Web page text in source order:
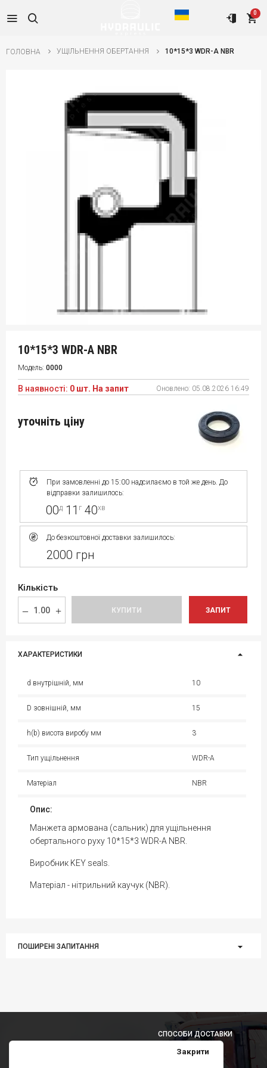
Закрити
0
ГОЛОВНА УЩІЛЬНЕННЯ ОБЕРТАННЯ 10*15*3 WDR-A NBR
10*15*3 WDR-A NBR
Модель: 0000
В наявності: 0 шт. На запит Оновлено: 05.08.2026 16:49
При замовленні до 15:00 надсилаємо в той же день. До
відправки залишилось:
00д 11 г 40хв
До безкоштовної доставки залишилось:
2000 грн
уточніть ціну
Кількість
КУПИТИ ЗАПИТ
ХАРАКТЕРИСТИКИ
d внутрішній, мм 10
D зовнішній, мм 15
h(b) висота виробу мм 3
Тип ущільнення WDR-A
Матеріал NBR
Опис:
Манжета армована (сальник) для ущільнення
обертального руху 10*15*3 WDR-A NBR.
Виробник KEY seals.
Матеріал - нітрильний каучук (NBR).
ПОШИРЕНІ ЗАПИТАННЯ
СПОСОБИ ДОСТАВКИ